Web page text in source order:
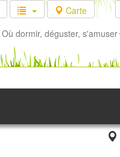
Carte
Où dormir, déguster, s'amuser